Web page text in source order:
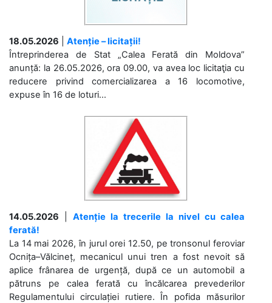
18.05.2026
Atenție – licitații!
Întreprinderea de Stat „Calea Ferată din Moldova”
anunță: la 26.05.2026, ora 09.00, va avea loc licitaţia cu
reducere privind comercializarea a 16 locomotive,
expuse în 16 de loturi...
14.05.2026
Atenție la trecerile la nivel cu calea
ferată!
La 14 mai 2026, în jurul orei 12.50, pe tronsonul feroviar
Ocnița–Vălcineț, mecanicul unui tren a fost nevoit să
aplice frânarea de urgență, după ce un automobil a
pătruns pe calea ferată cu încălcarea prevederilor
Regulamentului circulației rutiere. În pofida măsurilor